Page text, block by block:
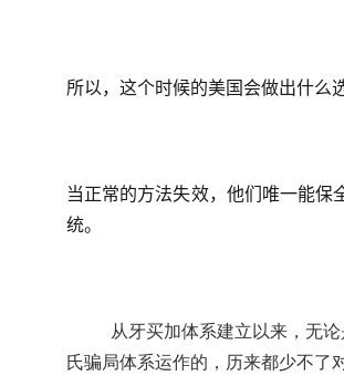
所以，这个时候的美国会做出什么
当正常的方法失效，他们唯一能
统。
从牙买加体系建立以来，无
氏骗局体系运作的，历来都少不了